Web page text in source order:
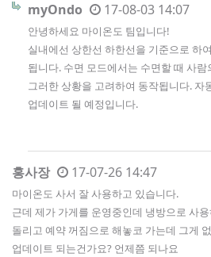
myOndo 17-08-03 14:07
안녕하세요 마이온도 팀입니다!
실내에선 상한선 하한선을 기준으로 하
됩니다. 수면 모드에서는 수면할 때 사
그러한 상황을 고려하여 동작됩니다. 자
업데이트 될 예정입니다.
홍사장 17-07-26 14:47
마이온도 사서 잘 사용하고 있습니다.
근데 제가 가게를 운영중인데 냉방으로 사
돌리고 예약 꺼짐으로 해놓코 가는데 그게
업데이트 되는건가요? 언제쯤 되나요